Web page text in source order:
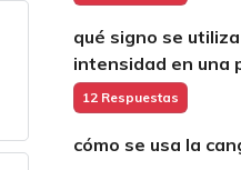
qué signo se
intensidad en una
12 Respuestas
cómo se usa la